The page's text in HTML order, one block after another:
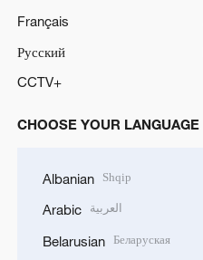
Français
Русский
CCTV+
CHOOSE YOUR LANGUAGE
Albanian Shqip
Arabic العربية
Belarusian Беларуская